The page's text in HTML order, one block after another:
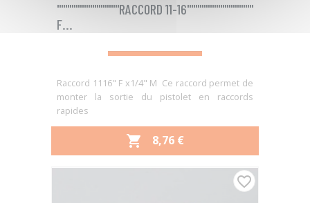
"""""""""""""""RACCORD 11-16""""""""""""""""
F...
Raccord 1116" F x1/4" M Ce raccord permet de
monter la sortie du pistolet en raccords
rapides
 PRIX
8,76 €
favorite_border